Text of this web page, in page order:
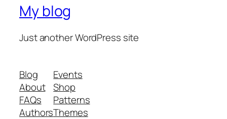
My blog
Just another WordPress site
Blog
About
FAQs
Authors
Events
Shop
Patterns
Themes